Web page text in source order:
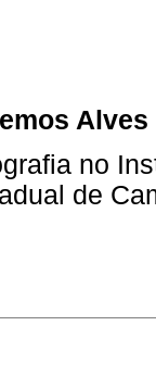
Alves
no
de